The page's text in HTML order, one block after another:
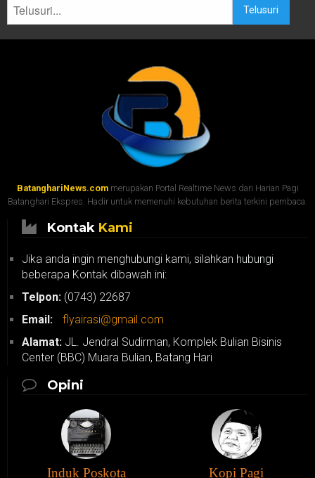
Telusuri
BatanghariNews.commerupakan Portal Realtime News dari Harian Pagi
Batanghari Ekspres. Hadir untuk memenuhi kebutuhan berita terkini pembaca.
Kontak Kami
Jika anda ingin menghubungi kami, silahkan hubungi
beberapa Kontak dibawah ini:
Telpon: (0743) 22687
Email:
flyairasi@gmail.com
Alamat: JL. Jendral Sudirman, Komplek Bulian Bisinis
Center (BBC) Muara Bulian, Batang Hari
Opini
Induk Poskota Kopi Pagi